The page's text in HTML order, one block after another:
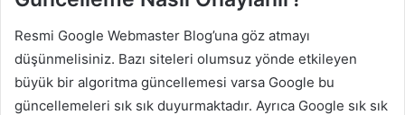
Resmi Google Webmaster Blog’una göz atmayı
düşünmelisiniz. Bazı siteleri olumsuz yönde etkileyen
büyük bir algoritma güncellemesi varsa Google bu
güncellemeleri sık sık duyurmaktadır. Ayrıca Google sık sık